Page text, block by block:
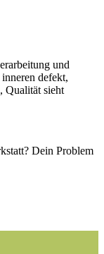
und
defekt,
Qualität sieht
Dein Problem